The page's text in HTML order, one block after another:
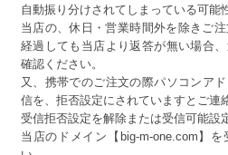
自動振り分けされてしまっている可能
当店の、休日・営業時間外を除きご
経過しても当店より返答が無い場合
確認ください。
又、携帯でのご注文の際パソコンア
信を、拒否設定にされていますとご連
受信拒否設定を解除または受信可能設
当店のドメイン【big-m-one.com】